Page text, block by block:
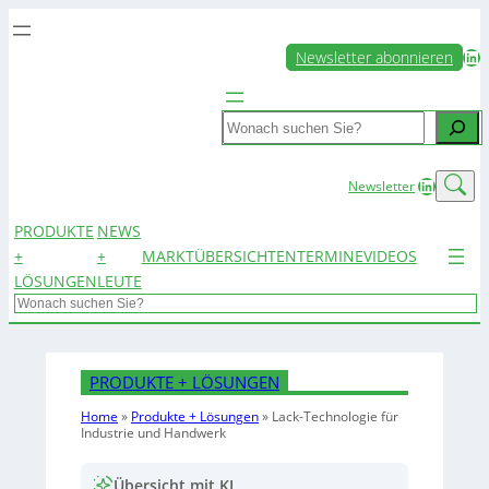
Newsletter abonnieren LinkedIn
Search
NewsletterLinkedIn
PRODUKTE
+
LÖSUNGEN
NEWS
+
LEUTE
MARKTÜBERSICHTENTERMINEVIDEOS
Search
PRODUKTE + LÖSUNGEN
Home » Produkte + Lösungen» Lack-Technologie für
Industrie und Handwerk
Übersicht mit KI